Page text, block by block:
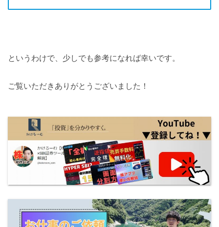
というわけで、少しでも参考になれば幸いです。
ご覧いただきありがとうございました！